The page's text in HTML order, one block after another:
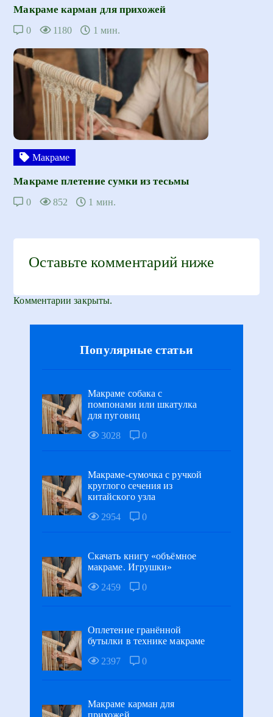
Макраме карман для прихожей
0 1180 1 мин.
Макраме
Макраме плетение сумки из тесьмы
0 852 1 мин.
Оставьте комментарий ниже
Комментарии закрыты.
Популярные статьи
Макраме собака с
помпонами или шкатулка
для пуговиц
3028
0
Макраме-сумочка с ручкой
круглого сечения из
китайского узла
2954
0
Скачать книгу «объёмное
макраме. Игрушки»
2459
0
Оплетение гранённой
бутылки в технике макраме
2397
0
Макраме карман для
прихожей